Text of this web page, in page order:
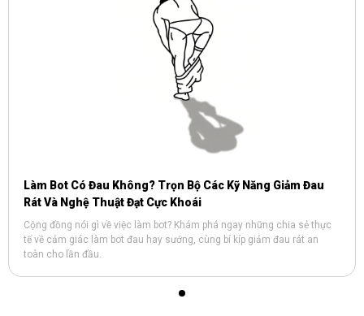
Làm Bot Có Đau Không? Trọn Bộ Các Kỹ Năng Giảm Đau
Rát Và Nghệ Thuật Đạt Cực Khoái
Cộng đồng nói gì về việc làm bot? Khám phá ngay những chia sẻ thực
tế về cảm giác làm bot đau hay sướng, cùng bí kíp giảm đau rát an
toàn cho lần đầu.